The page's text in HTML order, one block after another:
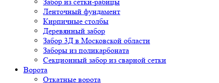
Ленточный фундамент
Кирпичные столбы
Деревянный забор
Забор 3Д в Московской области
Заборы из поликарбоната
Секционный забор из сварной сетки
Ворота
Откатные ворота